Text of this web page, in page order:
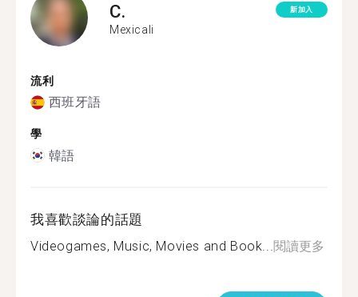
C.
Mexicali
新加入
流利
西班牙語
學
韓語
我喜歡談論的話題
Videogames, Music, Movies and Book... 閱讀更多